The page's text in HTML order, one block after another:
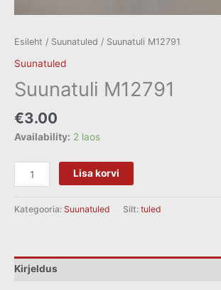
Esileht / Suunatuled / Suunatuli M12791
Suunatuled
Suunatuli M12791
€3.00
Availability: 2 laos
Lisa korvi
Kategooria: Suunatuled Silt: tuled
Kirjeldus